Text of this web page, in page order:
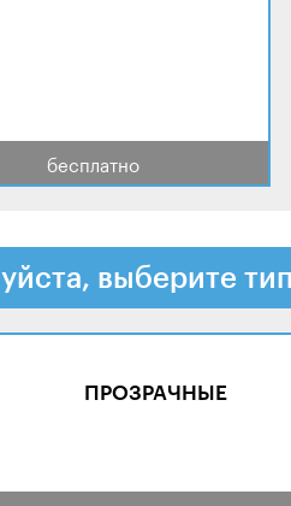
бесплатно
выберите
ПРОЗРАЧНЫЕ